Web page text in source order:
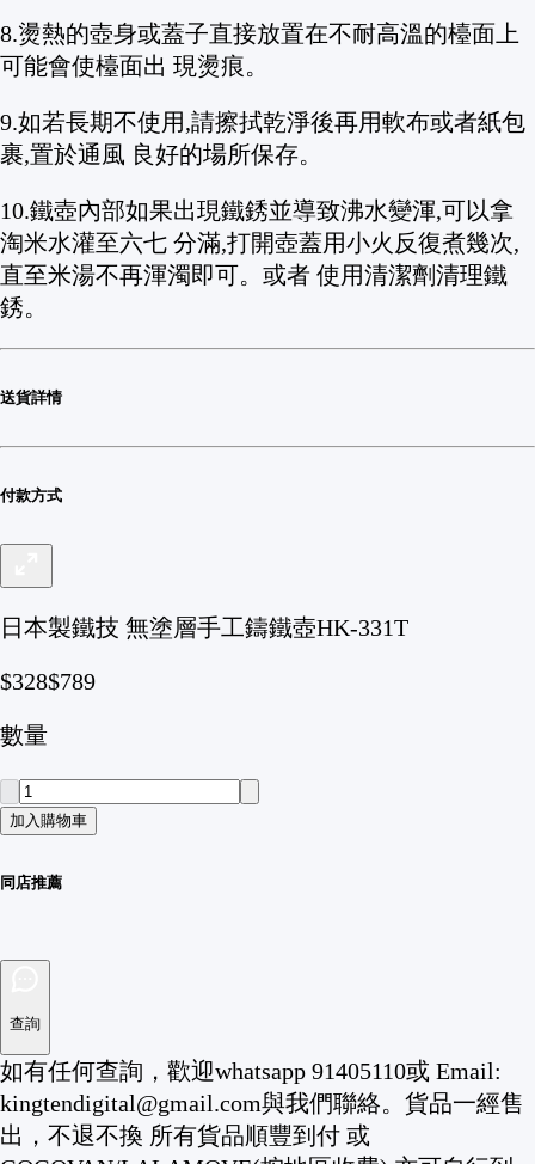
8.燙熱的壺身或蓋子直接放置在不耐高溫的檯面上
可能會使檯面出 現燙痕。
9.如若長期不使用,請擦拭乾淨後再用軟布或者紙包
裹,置於通風 良好的場所保存。
10.鐵壺內部如果出現鐵銹並導致沸水變渾,可以拿
淘米水灌至六七 分滿,打開壺蓋用小火反復煮幾次,
直至米湯不再渾濁即可。或者 使用清潔劑清理鐵
銹。
送貨詳情
付款方式
日本製鐵技 無塗層手工鑄鐵壺HK-331T
$328$789
數量
加入購物車
同店推薦
查詢
如有任何查詢，歡迎whatsapp 91405110或 Email:
kingtendigital@gmail.com與我們聯絡。 貨品一經售
出，不退不換 所有貨品順豐到付 或